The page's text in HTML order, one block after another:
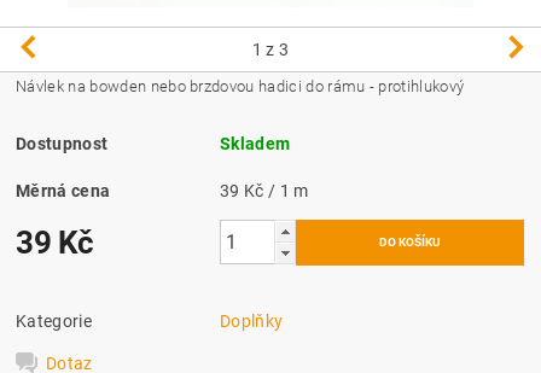
1 z 3
Návlek na bowden nebo brzdovou hadici do rámu - protihlukový
Dostupnost Skladem
Měrná cena 39 Kč / 1 m
39 Kč
Kategorie Doplňky
Dotaz